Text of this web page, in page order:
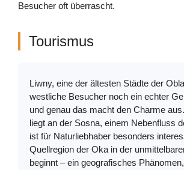
Besucher oft überrascht.
Tourismus
Liwny, eine der ältesten Städte der
westliche Besucher noch ein echter
und genau das macht den Charme
liegt an der Sosna, einem Nebenfluss
ist für Naturliebhaber besonders
Quellregion der Oka in der
beginnt – ein geografisches